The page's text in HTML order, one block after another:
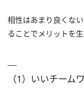
相性はあまり良くな
ることでメリットを生
（1）いいチーム